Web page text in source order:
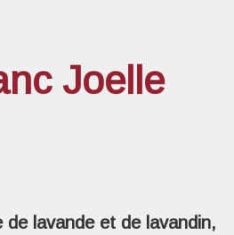
Joelle
lavande et de lavandin,